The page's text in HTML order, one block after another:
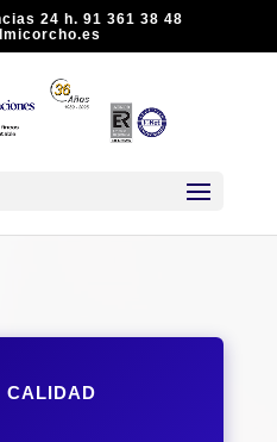
24 h. 91 361 38 48
calidad